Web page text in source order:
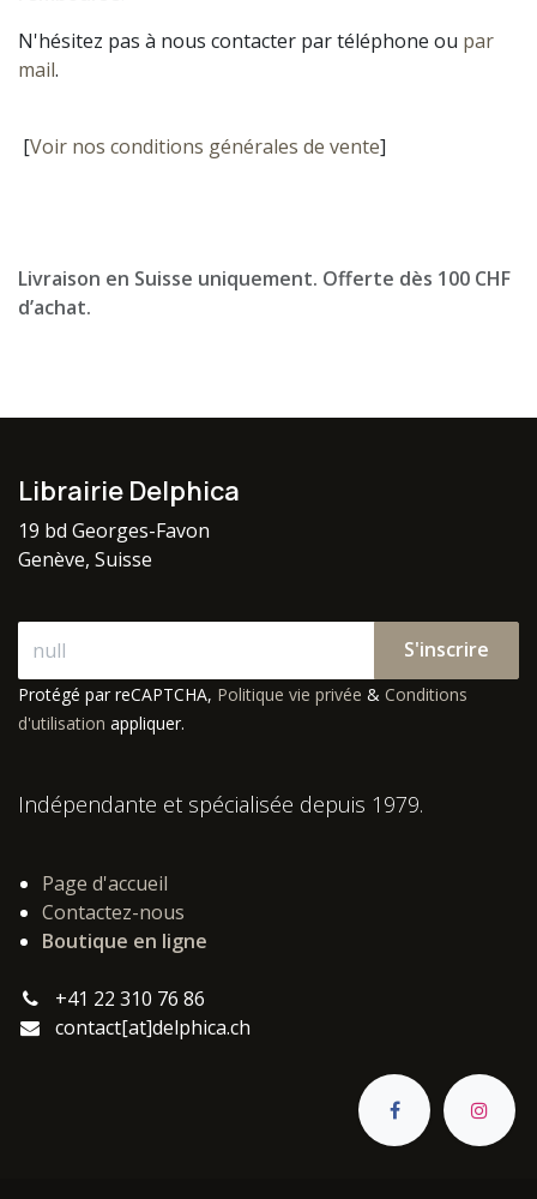
N'hésitez pas à nous contacter par téléphone ou par
mail.
[Voir nos conditions générales de vente]
Livraison en Suisse uniquement. Offerte dès 100 CHF
d’achat.
Librairie Delphica
19 bd Georges-Favon
Genève, Suisse
S'inscrire
Protégé par reCAPTCHA, Politique vie privée & Conditions
d'utilisation appliquer.
Indépendante et spécialisée depuis 1979.
Page d'accueil
Contactez-nous
Boutique en ligne
+41 22 310 76 86
contact[at]delphica.ch